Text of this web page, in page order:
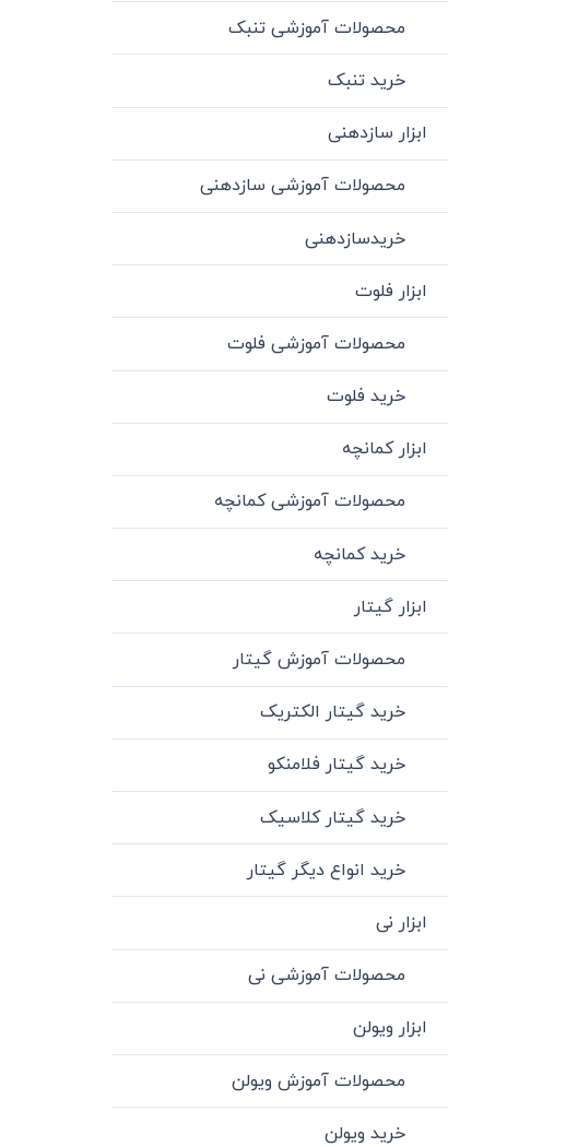
محصولات آموزشی تنبک
خرید تنبک
ابزار سازدهنی
محصولات آموزشی سازدهنی
خریدسازدهنی
ابزار فلوت
محصولات آموزشی فلوت
خرید فلوت
ابزار کمانچه
محصولات آموزشی کمانچه
خرید کمانچه
ابزار گیتار
محصولات آموزش گیتار
خرید گیتار الکتریک
خرید گیتار فلامنکو
خرید گیتار کلاسیک
خرید انواع دیگر گیتار
ابزار نی
محصولات آموزشی نی
ابزار ویولن
محصولات آموزش ویولن
خرید ویولن